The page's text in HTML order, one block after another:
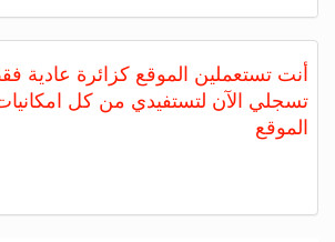
أنت تستعملين الموقع كزائرة عادية
تسجلي الآن لتستفيدي من كل
الموقع